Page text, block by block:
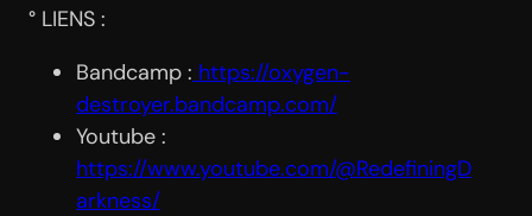
° LIENS :
Bandcamp : https://oxygen-
destroyer.bandcamp.com/
Youtube :
https://www.youtube.com/@RedefiningD
arkness/